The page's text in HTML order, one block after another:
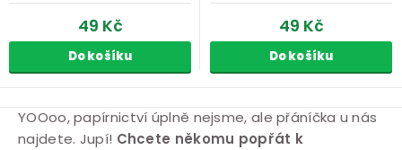
49 Kč
Do košíku
49 Kč
Do košíku
Přáníčka
YOOoo, papírnictví úplně nejsme, ale přáníčka u nás
najdete. Jupí! Chcete někomu popřát k